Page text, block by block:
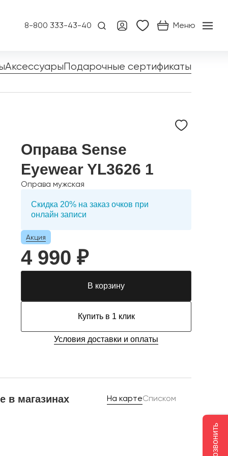
8-800 333-43-40 Меню
АксессуарыПодарочные сертификаты
Оправа Sense
Eyewear YL3626 1
Оправа мужская
Скидка 20% на заказ очков при
онлайн записи
Акция
4 990 ₽
В корзину
Купить в 1 клик
Условия доставки и оплаты
в магазинах На картеСписком
Позвонить